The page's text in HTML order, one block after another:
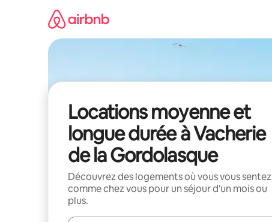
Locations moyenne et
longue durée à Vacherie
de la Gordolasque
Découvrez des logements où vous vous sentez
comme chez vous pour un séjour d'un mois ou
plus.